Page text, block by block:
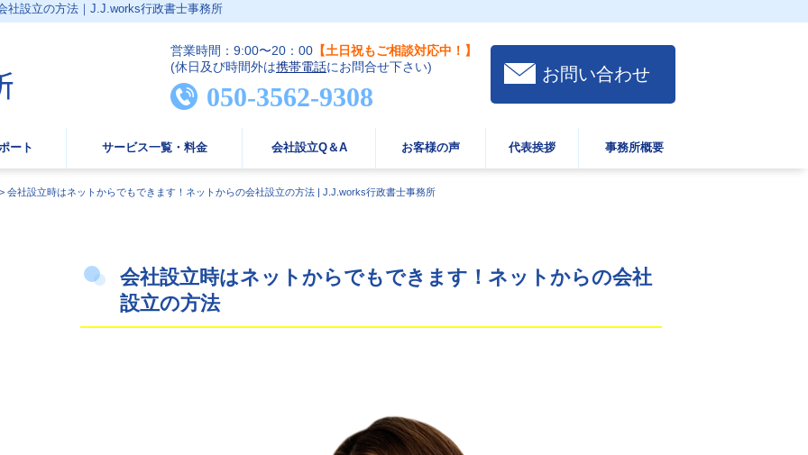
社設立の方法｜J.J.works行政書士事務所
営業時間：9:00〜20：00 【土日祝もご相談対応中！】
(休日及び時間外は携帯電話にお問合せ下さい)
050-3562-9308
お問い合わせ
ート サービス一覧・料金 会社設立Q＆A お客様の声 代表挨拶 事務所概要
会社設立時はネットからでもできます！ネットからの会社設立の方法 | J.J.works行政書士事務所
会社設立時はネットからでもできます！ネットからの会社
設立の方法